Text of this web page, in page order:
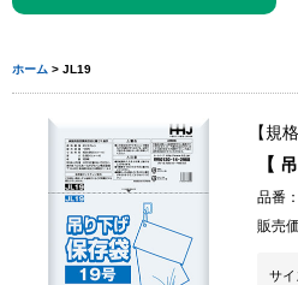
ホーム > JL19
規
【
品番：
販売
サイ